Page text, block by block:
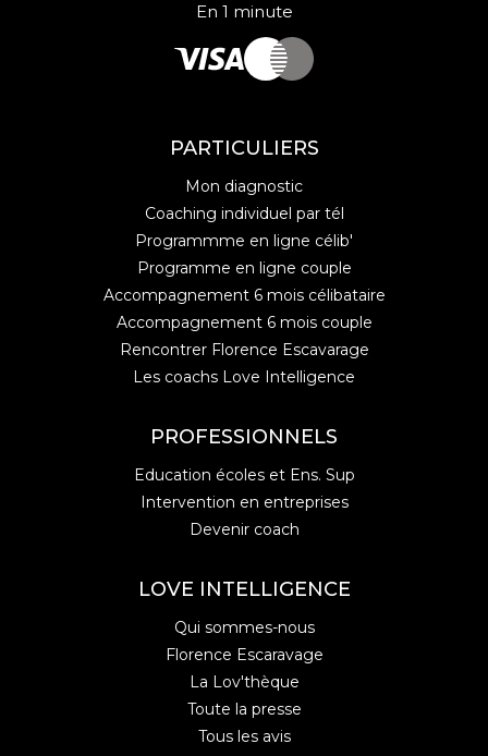
En 1 minute
PARTICULIERS
Mon diagnostic
Coaching individuel par tél
Programmme en ligne célib'
Programme en ligne couple
Accompagnement 6 mois célibataire
Accompagnement 6 mois couple
Rencontrer Florence Escavarage
Les coachs Love Intelligence
PROFESSIONNELS
Education écoles et Ens. Sup
Intervention en entreprises
Devenir coach
LOVE INTELLIGENCE
Qui sommes-nous
Florence Escaravage
La Lov'thèque
Toute la presse
Tous les avis